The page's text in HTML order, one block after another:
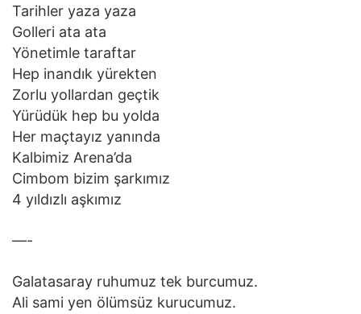
Tarihler yaza yaza
Golleri ata ata
Yönetimle taraftar
Hep inandık yürekten
Zorlu yollardan geçtik
Yürüdük hep bu yolda
Her maçtayız yanında
Kalbimiz Arena’da
Cimbom bizim şarkımız
4 yıldızlı aşkımız
—-
Galatasaray ruhumuz tek burcumuz.
Ali sami yen ölümsüz kurucumuz.